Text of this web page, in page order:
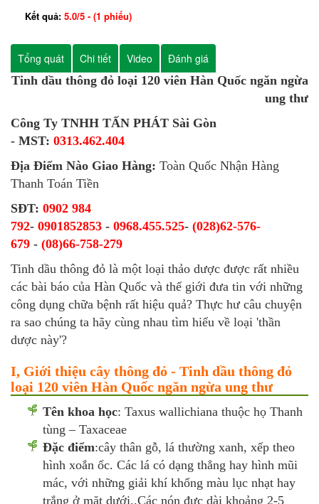
Kết quả: 5.0/5 - (1 phiếu)
Tổng quát Chi tiết Video
Đánh giá
Tinh dầu thông đỏ loại 120 viên Hàn Quốc ngăn ngừa
ung thư
Công Ty TNHH TẤN PHÁT Sài Gòn
- MST: 0313.462.404
Địa Điểm Nào Giao Hàng: Toàn Quốc Nhận Hàng
Thanh Toán Tiền
SĐT: 0902 984
792- 0901852853 - 0968.455.525- (028)62-576-
679 - (08)66-758-279
Tinh dầu thông đỏ là một loại thảo dược được rất nhiều
các bài báo của Hàn Quốc và thế giới đưa tin với những
công dụng chữa bệnh rất hiệu quả? Thực hư câu chuyện
ra sao chúng ta hãy cùng nhau tìm hiểu về loại 'thần
dược này'?
I, Giới thiệu cây thông đỏ - Tinh dầu thông đỏ
loại 120 viên Hàn Quốc ngăn ngừa ung thư
Tên khoa học: Taxus wallichiana thuộc họ Thanh
tùng – Taxaceae
Đặc điểm:cây thân gỗ, lá thường xanh, xếp theo
hình xoắn ốc. Các lá có dạng thẳng hay hình mũi
mác, với những giải khí khổng màu lục nhạt hay
trắng ở mặt dưới..Các nón đực dài khoảng 2-5